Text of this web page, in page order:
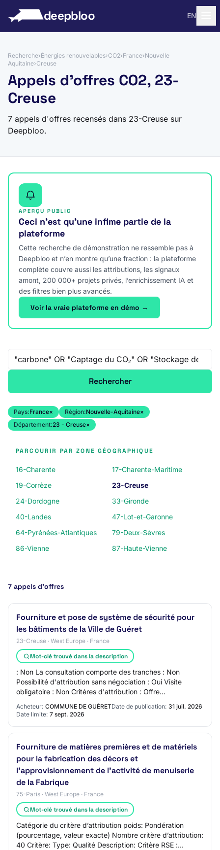
deepbloo EN
Recherche›Énergies renouvelables›CO2›France›Nouvelle
Aquitaine›Creuse
Appels d'offres CO2, 23-
Creuse
7 appels d'offres recensés dans 23-Creuse sur
Deepbloo.
APERÇU PUBLIC
Ceci n’est qu’une infime partie de la
plateforme
Cette recherche de démonstration ne ressemble pas à
Deepbloo et n’en montre qu’une fraction : la plateforme
complète couvre aussi les attributions, les signaux
amont, 200 000+ projets privés, l’enrichissement IA et
des filtres bien plus avancés.
Voir la vraie plateforme en démo →
Recherche libre
Rechercher
Pays:France× Région:Nouvelle-Aquitaine×
Département:23 - Creuse×
PARCOURIR PAR ZONE GÉOGRAPHIQUE
16-Charente
17-Charente-Maritime
19-Corrèze
23-Creuse
24-Dordogne
33-Gironde
40-Landes
47-Lot-et-Garonne
64-Pyrénées-Atlantiques
79-Deux-Sèvres
86-Vienne
87-Haute-Vienne
7 appels d’offres
Fourniture et pose de système de sécurité pour
les bâtiments de la Ville de Guéret
23-Creuse · West Europe · France
Mot-clé trouvé dans la description
: Non La consultation comporte des tranches : Non
Possibilité d'attribution sans négociation : Oui Visite
obligatoire : Non Critères d'attribution : Offre
économiquement la plus avantageuse appréciée…
Acheteur: COMMUNE DE GUÉRETDate de publication: 31 juil. 2026
Date limite: 7 sept. 2026
Fourniture de matières premières et de matériels
pour la fabrication des décors et
l’approvisionnement de l’activité de menuiserie
de la Fabrique
75-Paris · West Europe · France
Mot-clé trouvé dans la description
Catégorie du critère d’attribution poids: Pondération
(pourcentage, valeur exacte) Nombre critère d’attribution:
40 Critère: Type: Qualité Description: Critère RSE :